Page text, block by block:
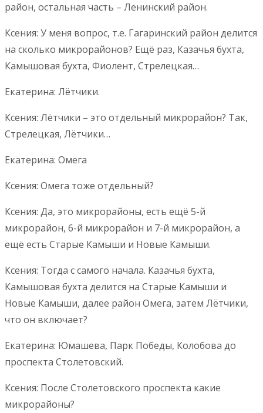
район, остальная часть – Ленинский район.
Ксения: У меня вопрос, т.е. Гагаринский район делится
на сколько микрорайонов? Ещё раз, Казачья бухта,
Камышовая бухта, Фиолент, Стрелецкая…
Екатерина: Лётчики.
Ксения: Лётчики – это отдельный микрорайон? Так,
Стрелецкая, Лётчики…
Екатерина: Омега
Ксения: Омега тоже отдельный?
Ксения: Да, это микрорайоны, есть ещё 5-й
микрорайон, 6-й микрорайон и 7-й микрорайон, а
ещё есть Старые Камыши и Новые Камыши.
Ксения: Тогда с самого начала. Казачья бухта,
Камышовая бухта делится на Старые Камыши и
Новые Камыши, далее район Омега, затем Лётчики,
что он включает?
Екатерина: Юмашева, Парк Победы, Колобова до
проспекта Столетовский.
Ксения: После Столетовского проспекта какие
микрорайоны?